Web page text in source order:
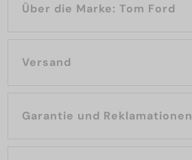
Über die Marke: Tom Ford
Versand
Garantie und Reklamationen